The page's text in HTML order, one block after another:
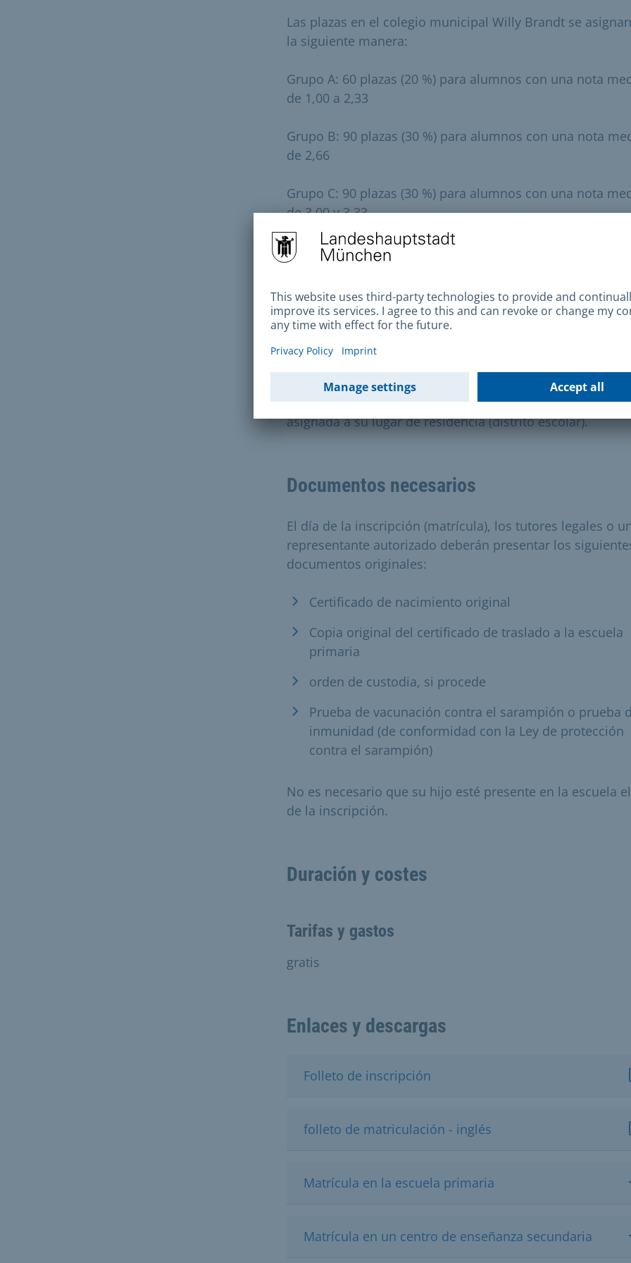
Las plazas en el colegio municipal Willy Brandt se
la siguiente manera:
Grupo A: 60 plazas (20 %) para alumnos con una nota
de 1,00 a 2,33
Grupo B: 90 plazas (30 %) para alumnos con una nota
de 2,66
Grupo C: 90 plazas (30 %) para alumnos con una nota
de 3,00 y 3,33
Grupo D: 60 plazas (20 %) para alumnos con una nota
Si se inscriben más niños de los que hay plazas
se celebrará un sorteo. Si su hijo no obtiene plaza, puede
matricularlo en un instituto o en una escuela secundaria.
una escuela primaria o secundaria. De lo contrario, su
será matriculado automáticamente en la escuela
asignada a su lugar de residencia (distrito escolar).
Documentos necesarios
El día de la inscripción (matrícula), los tutores legales o
representante autorizado deberán presentar los
documentos originales:
Certificado de nacimiento original
Copia original del certificado de traslado a la escuela
primaria
orden de custodia, si procede
Prueba de vacunación contra el sarampión o prueba
inmunidad (de conformidad con la Ley de protección
contra el sarampión)
No es necesario que su hijo esté presente en la escuela
de la inscripción.
Duración y costes
Tarifas y gastos
gratis
Enlaces y descargas
Folleto de inscripción
folleto de matriculación - inglés
Matrícula en la escuela primaria
Matrícula en un centro de enseñanza secundaria